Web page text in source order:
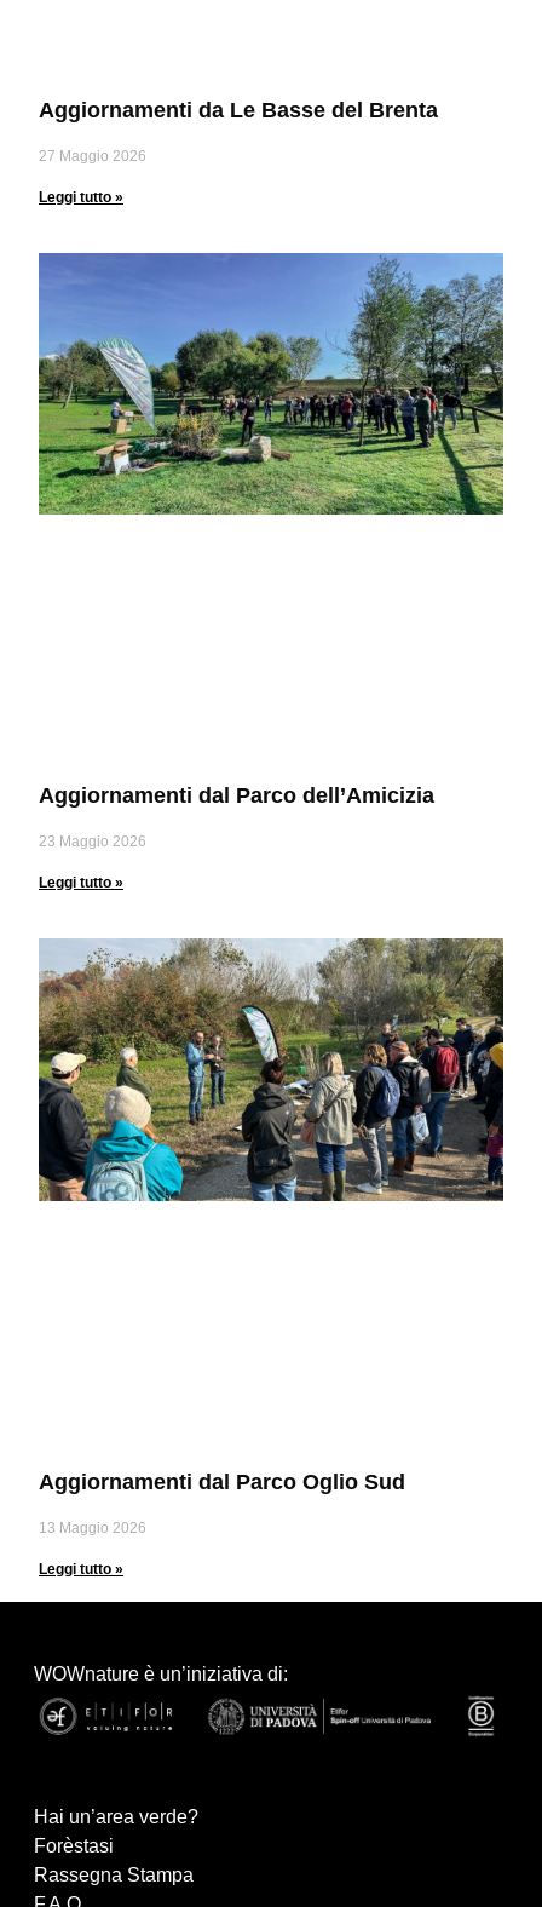
Aggiornamenti da Le Basse del Brenta
27 Maggio 2026
Leggi tutto »
Aggiornamenti dal Parco dell’Amicizia
23 Maggio 2026
Leggi tutto »
Aggiornamenti dal Parco Oglio Sud
13 Maggio 2026
Leggi tutto »
WOWnature è un’iniziativa di:
Hai un’area verde?
Forèstasi
Rassegna Stampa